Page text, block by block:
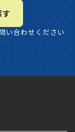
い合わせください